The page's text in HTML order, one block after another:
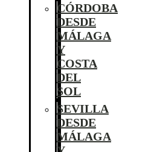
CÓRDOBA
DESDE
MÁLAGA
Y
COSTA
DEL
SOL
SEVILLA
DESDE
MÁLAGA